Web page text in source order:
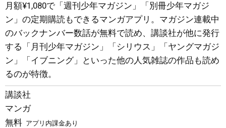
月額¥1,080で「週刊少年マガジン」「別冊少年マガジ
ン」の定期購読もできるマンガアプリ。マガジン連載中
のバックナンバー数話が無料で読め、講談社が他に発行
する「月刊少年マガジン」「シリウス」「ヤングマガジ
ン」「イブニング」といった他の人気雑誌の作品も読め
るのが特徴。
講談社
マンガ
無料 アプリ内課金あり